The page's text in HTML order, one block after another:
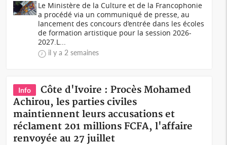
Le Ministère de la Culture et de la Francophonie
a procédé via un communiqué de presse, au
lancement des concours d’entrée dans les écoles
de formation artistique pour la session 2026-
2027.L...
il y a 2 semaines
Info
Côte d'Ivoire : Procès Mohamed
Achirou, les parties civiles
maintiennent leurs accusations et
réclament 201 millions FCFA, l'affaire
renvoyée au 27 juillet